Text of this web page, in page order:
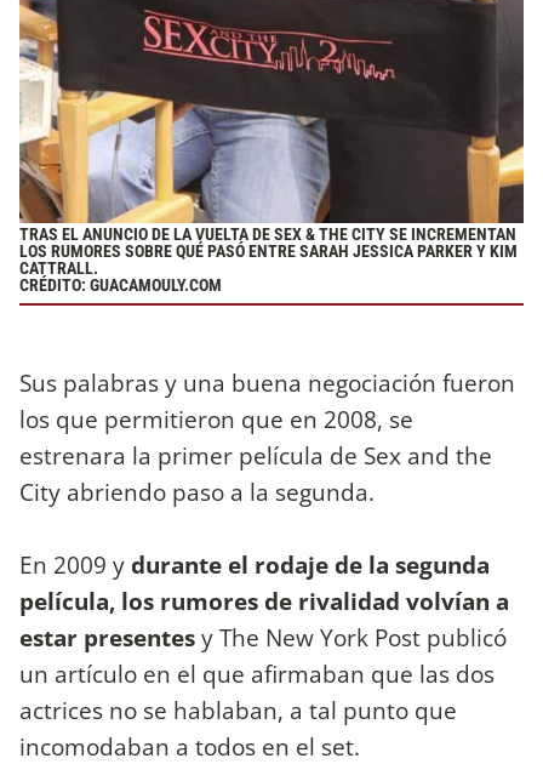
TRAS EL ANUNCIO DE LA VUELTA DE SEX & THE CITY SE INCREMENTAN
LOS RUMORES SOBRE QUÉ PASÓ ENTRE SARAH JESSICA PARKER Y KIM
CATTRALL.
CRÉDITO: GUACAMOULY.COM
Sus palabras y una buena negociación fueron
los que permitieron que en 2008, se
estrenara la primer película de Sex and the
City abriendo paso a la segunda.
En 2009 ydurante el rodaje de la segunda
película, los rumores de rivalidad volvían a
estar presentesy The New York Post publicó
un artículo en el que afirmaban que las dos
actrices no se hablaban, a tal punto que
incomodaban a todos en el set.